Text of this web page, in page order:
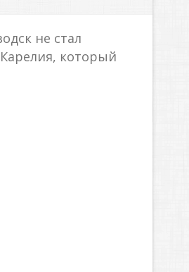
не стал
который